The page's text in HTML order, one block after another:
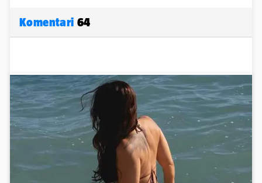
Komentari 64